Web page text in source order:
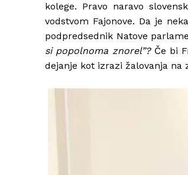
kolege. Pravo naravo
vodstvom Fajonove. Da je
podpredsednik Natove
si popolnoma znorel”?Če bi
dejanje kot izrazi žalovanja